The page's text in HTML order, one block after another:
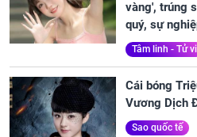
vàng', trúng
quý, sự
Tâm linh - Tử vi
Cái bóng
Vương Dịch
Sao quốc tế